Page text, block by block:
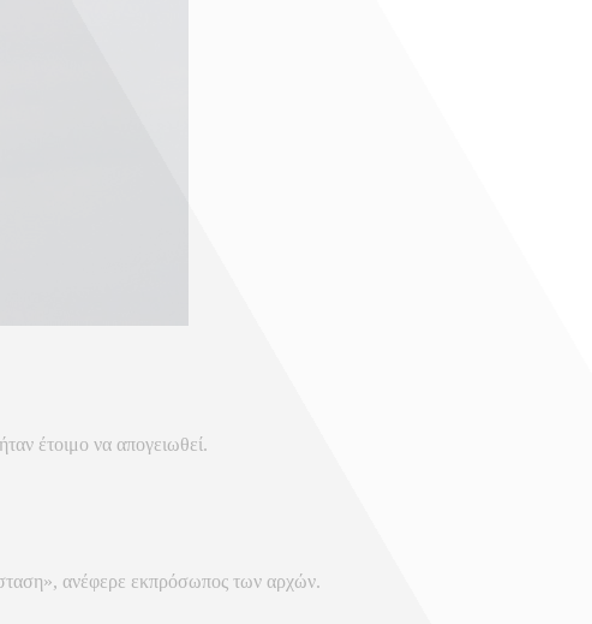
έτοιμο να απογειωθεί.
ανέφερε εκπρόσωπος των αρχών.